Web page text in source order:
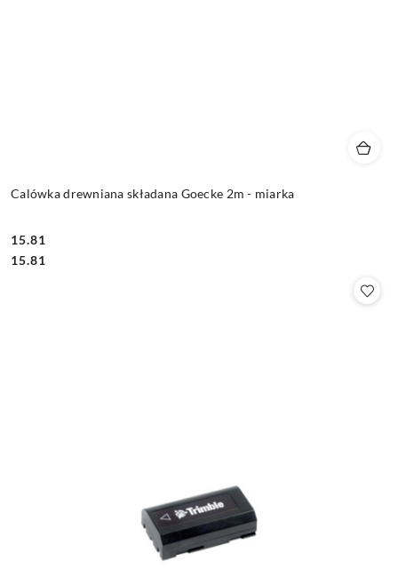
Calówka drewniana składana Goecke 2m - miarka
Cena:
15.81
Cena:
15.81